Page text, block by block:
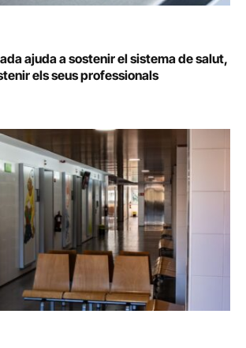
ajuda a sostenir el sistema de salut,
els seus professionals